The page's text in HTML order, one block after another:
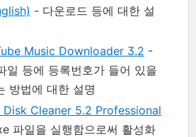
- 다운로드 등에 대한 설
Music Downloader 3.2 -
일 등에 등록번호가 들어 있을
방법에 대한 설명
Cleaner 5.2 Professional
파일을 실행함으로써 활성화